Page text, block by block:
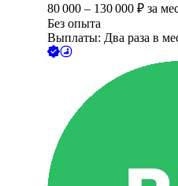
80 000 – 130 000 ₽ за
Без опыта
Выплаты: Два раза в